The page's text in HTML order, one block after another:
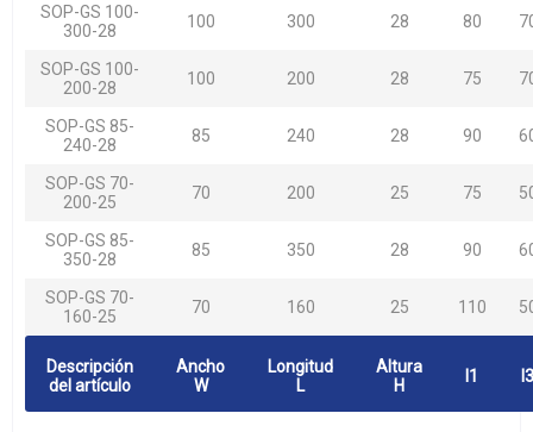
SOP-GS 100-
300-28
100 300 28 80
SOP-GS 100-
200-28
100 200 28 75
SOP-GS 85-
240-28
85 240 28 90
SOP-GS 70-
200-25
70 200 25 75
SOP-GS 85-
350-28
85 350 28 90
SOP-GS 70-
160-25
70 160 25 110
Descripción
del artículo
Ancho
W
Longitud
L
Altura
H
l1 l3